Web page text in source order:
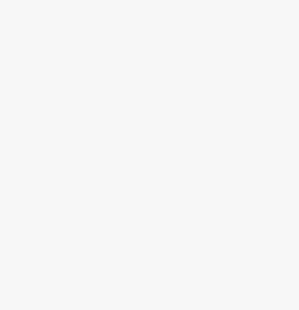
في التعويض الذي يحق لك
ستكون مشمولاً
يمكن تغطية ترتيبات
أن يسري عليها النقل